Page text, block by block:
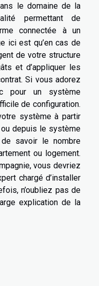
le domaine de la
permettant de
connectée à un
ici est qu’en cas de
de votre structure
et d’appliquer les
Si vous adorez
pour un système
de configuration.
système à partir
ou depuis le système
savoir le nombre
ou logement.
vous devriez
chargé d’installer
n’oubliez pas de
explication de la